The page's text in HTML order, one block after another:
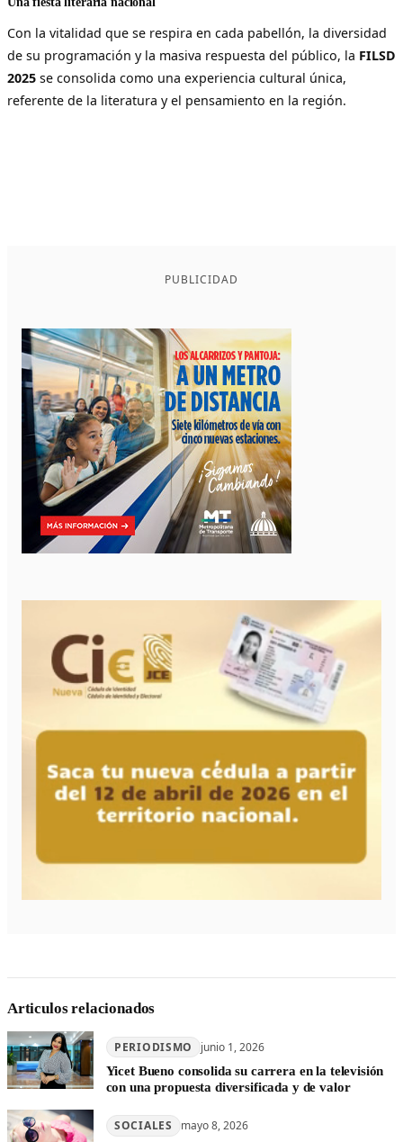
Con la vitalidad que se respira en cada pabellón, la diversidad
de su programación y la masiva respuesta del público, la FILSD
2025 se consolida como una experiencia cultural única,
referente de la literatura y el pensamiento en la región.
PUBLICIDAD
Articulos relacionados
PERIODISMO junio 1, 2026
Yicet Bueno consolida su carrera en la televisión
con una propuesta diversificada y de valor
SOCIALES mayo 8, 2026